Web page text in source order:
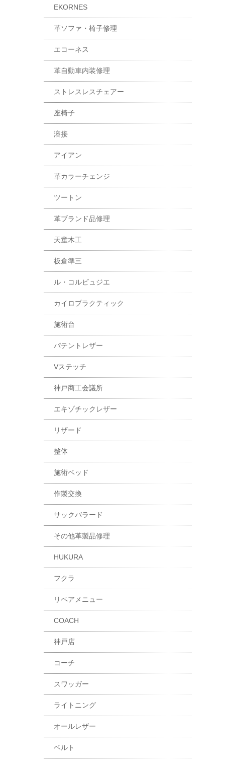
EKORNES
革ソファ・椅子修理
エコーネス
革自動車内装修理
ストレスレスチェアー
座椅子
溶接
アイアン
革カラーチェンジ
ツートン
革ブランド品修理
天童木工
板倉準三
ル・コルビュジエ
カイロプラクティック
施術台
パテントレザー
Vステッチ
神戸商工会議所
エキゾチックレザー
リザード
整体
施術ベッド
作製交換
サックバラード
その他革製品修理
HUKURA
フクラ
リペアメニュー
COACH
神戸店
コーチ
スワッガー
ライトニング
オールレザー
ベルト